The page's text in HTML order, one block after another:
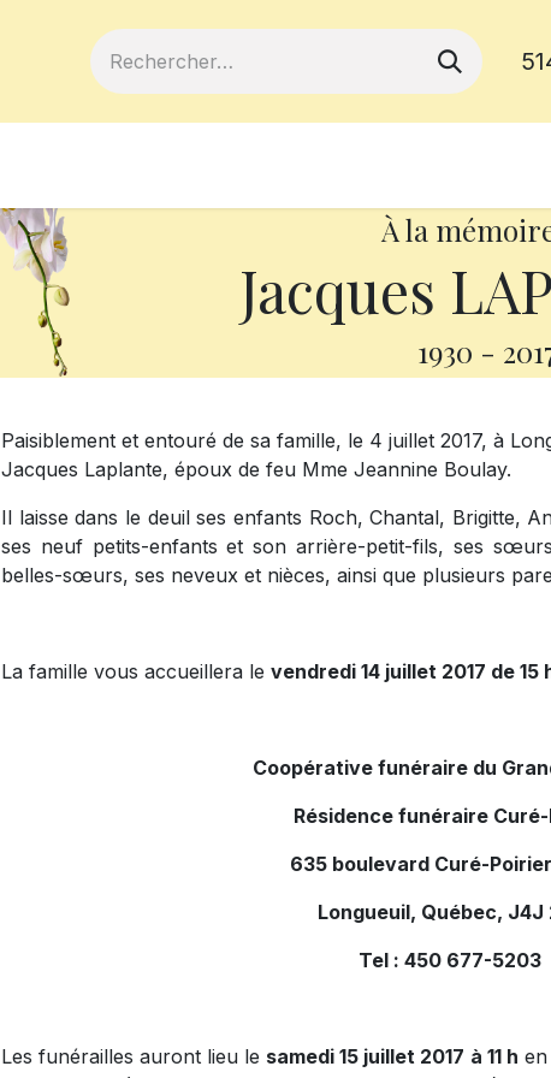
À la
Jacques
1930 -
Paisiblement et entouré de sa famille, le 4 juillet 2017, à
Jacques Laplante, époux de feu Mme Jeannine Boulay.
Il laisse dans le deuil ses enfants Roch, Chantal, Brigitte,
ses neuf petits-enfants et son arrière-petit-fils, ses
belles-sœurs, ses neveux et nièces, ainsi que plusieurs
La famille vous accueillera le vendredi 14 juillet 2017 de 15
Coopérative funéraire du
Résidence funéraire
635 boulevard Curé-
Longueuil, Québec, J4J
Tel : 450 677-5203
Les funérailles auront lieu le samedi 15 juillet 2017 à 11 h